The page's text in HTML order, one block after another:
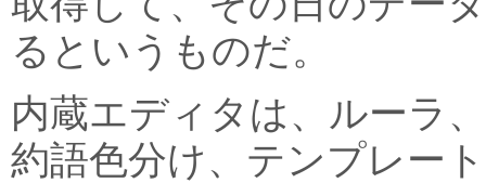
るというものだ。
内蔵エディタは、ルーラ
約語色分け、テンプレー